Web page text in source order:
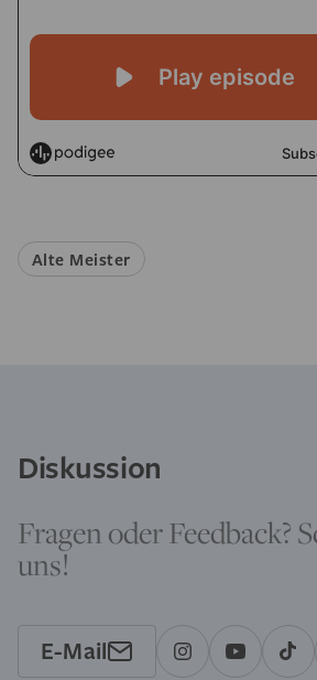
Alte Meister
Diskussion
Fragen oder Feedback?
uns!
E-Mail